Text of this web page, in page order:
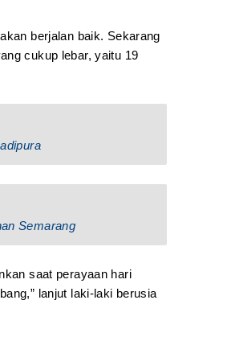
berjalan baik. Sekarang
cukup lebar, yaitu 19
Semarang
saat perayaan hari
lanjut laki-laki berusia